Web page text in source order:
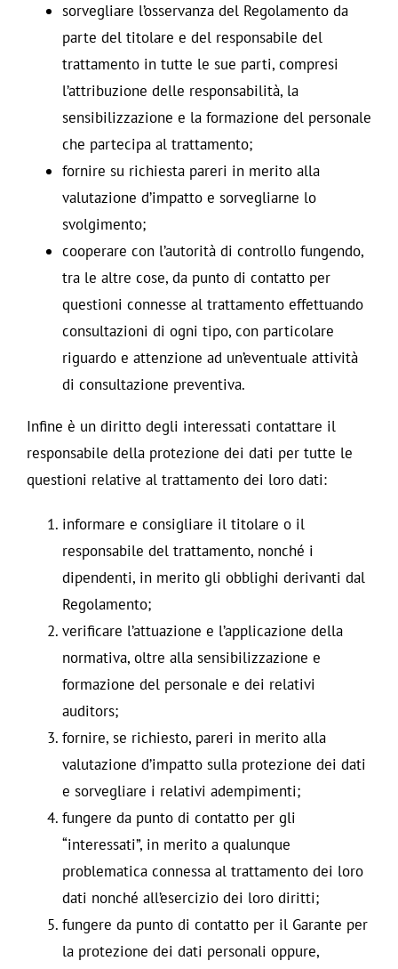
sorvegliare l’osservanza del Regolamento da
parte del titolare e del responsabile del
trattamento in tutte le sue parti, compresi
l’attribuzione delle responsabilità, la
sensibilizzazione e la formazione del personale
che partecipa al trattamento;
fornire su richiesta pareri in merito alla
valutazione d’impatto e sorvegliarne lo
svolgimento;
cooperare con l’autorità di controllo fungendo,
tra le altre cose, da punto di contatto per
questioni connesse al trattamento effettuando
consultazioni di ogni tipo, con particolare
riguardo e attenzione ad un’eventuale attività
di consultazione preventiva.
Infine è un diritto degli interessati contattare il
responsabile della protezione dei dati per tutte le
questioni relative al trattamento dei loro dati:
informare e consigliare il titolare o il
responsabile del trattamento, nonché i
dipendenti, in merito gli obblighi derivanti dal
Regolamento;
verificare l’attuazione e l’applicazione della
normativa, oltre alla sensibilizzazione e
formazione del personale e dei relativi
auditors;
fornire, se richiesto, pareri in merito alla
valutazione d’impatto sulla protezione dei dati
e sorvegliare i relativi adempimenti;
fungere da punto di contatto per gli
“interessati”, in merito a qualunque
problematica connessa al trattamento dei loro
dati nonché all’esercizio dei loro diritti;
fungere da punto di contatto per il Garante per
la protezione dei dati personali oppure,